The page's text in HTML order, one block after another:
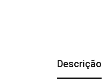
Descrição